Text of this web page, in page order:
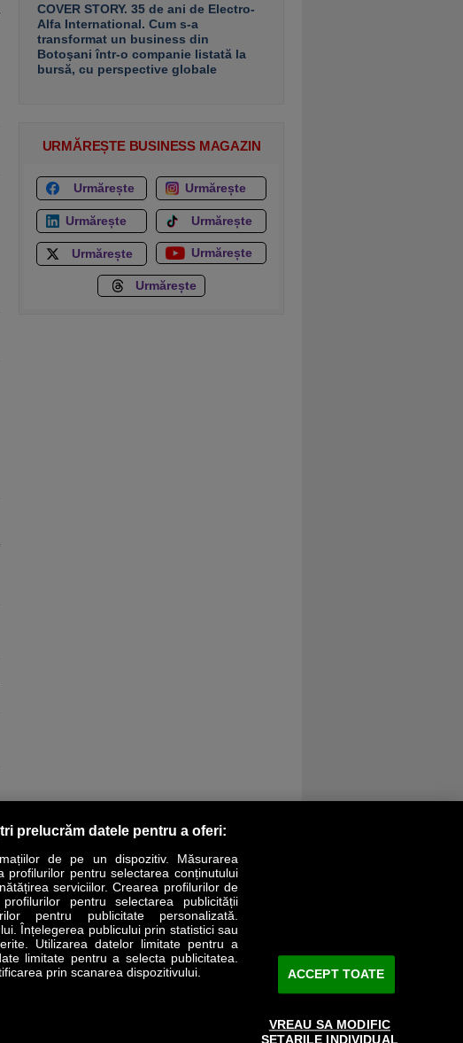
COVER STORY. 35 de ani de Electro-
Alfa International. Cum s-a
transformat un business din
Botoşani într-o companie listată la
bursă, cu perspective globale
URMĂREȘTE BUSINESS MAGAZIN
Urmărește Urmărește
Urmărește Urmărește
Urmărește Urmărește
Urmărește
CEO LIFESTYLE SPECIAL OPINII
Revista Business Magazin
Abonează-te şi primeşte revista acasă
prelucrăm datele pentru a oferi:
de pe un dispozitiv. Măsurarea
profilurilor pentru selectarea conținutului
serviciilor. Crearea profilurilor de
pentru selectarea publicității
pentru publicitate personalizată.
Înțelegerea publicului prin statistici sau
Utilizarea datelor limitate pentru a
limitate pentru a selecta publicitatea.
prin scanarea dispozitivului.
ACCEPT TOATE
VREAU SA MODIFIC
SETARILE INDIVIDUAL